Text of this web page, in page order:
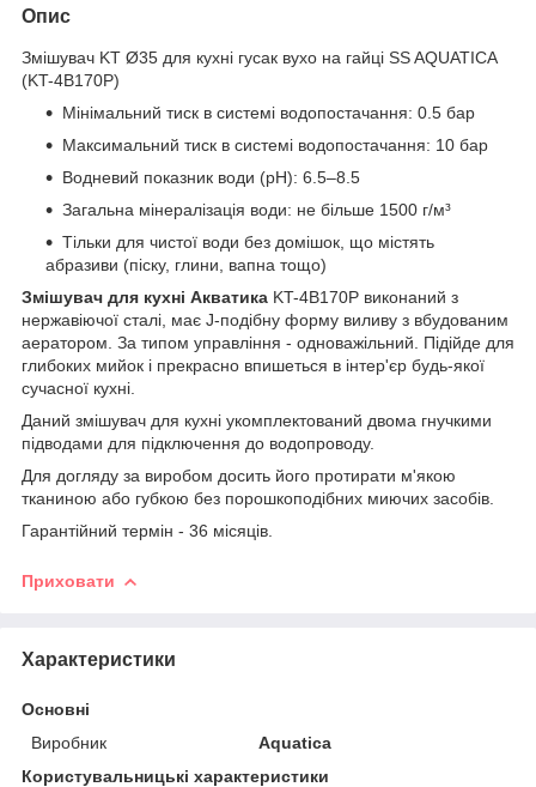
Опис
Змішувач KT Ø35 для кухні гусак вухо на гайці SS AQUATICA
(KT-4B170P)
Мінімальний тиск в системі водопостачання: 0.5 бар
Максимальний тиск в системі водопостачання: 10 бар
Водневий показник води (pH): 6.5–8.5
Загальна мінералізація води: не більше 1500 г/м³
Тільки для чистої води без домішок, що містять
абразиви (піску, глини, вапна тощо)
Змішувач для кухні Акватика KT-4B170P виконаний з
нержавіючої сталі, має J-подібну форму виливу з вбудованим
аератором. За типом управління - одноважільний. Підійде для
глибоких мийок і прекрасно впишеться в інтер'єр будь-якої
сучасної кухні.
Даний змішувач для кухні укомплектований двома гнучкими
підводами для підключення до водопроводу.
Для догляду за виробом досить його протирати м'якою
тканиною або губкою без порошкоподібних миючих засобів.
Гарантійний термін - 36 місяців.
Приховати
Характеристики
Основні
Виробник
Aquatica
Користувальницькі характеристики